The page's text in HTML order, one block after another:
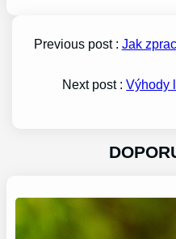
Previous post : Jak
Next post :Výhody